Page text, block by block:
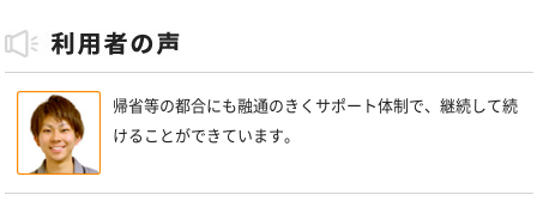
帰省等の都合にも融通のきくサポート体制で、継続して続
けることができています。